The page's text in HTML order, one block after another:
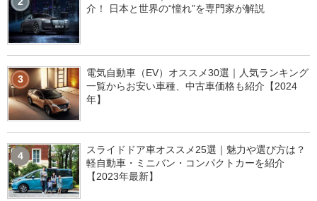
介！ 日本と世界の“憧れ”を専門家が解説
3
電気自動車（EV）オススメ30選｜人気ランキング
一覧からお安い車種、中古車価格も紹介【2024
年】
4
スライドドア車オススメ25選｜魅力や選び方は？
軽自動車・ミニバン・コンパクトカーを紹介
【2023年最新】